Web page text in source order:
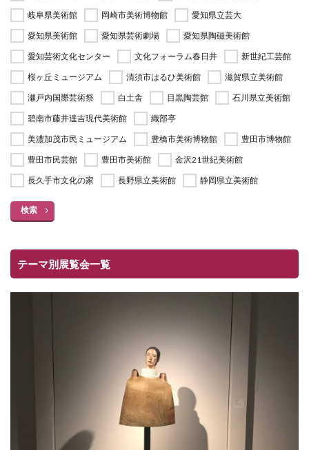
岐阜県美術館
岡崎市美術博物館
愛知県立芸大
愛知県美術館
愛知県芸術劇場
愛知県陶磁美術館
愛知芸術文化センター
文化フォーラム春日井
新世紀工芸館
桜ヶ丘ミュージアム
清須市はるひ美術館
滋賀県立美術館
瀬戸内国際芸術祭
白土舎 目黒陶芸館
石川県立美術館
碧南市藤井達吉現代美術館
織部亭
美濃加茂市民ミュージアム
豊橋市美術博物館
豊田市博物館
豊田市民芸館
豊田市美術館
金沢21世紀美術館
長久手市文化の家
長野県立美術館 静岡県立美術館
検索
テーマ別展覧会一覧